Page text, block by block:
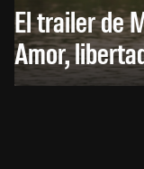
El trailer de
Amor,